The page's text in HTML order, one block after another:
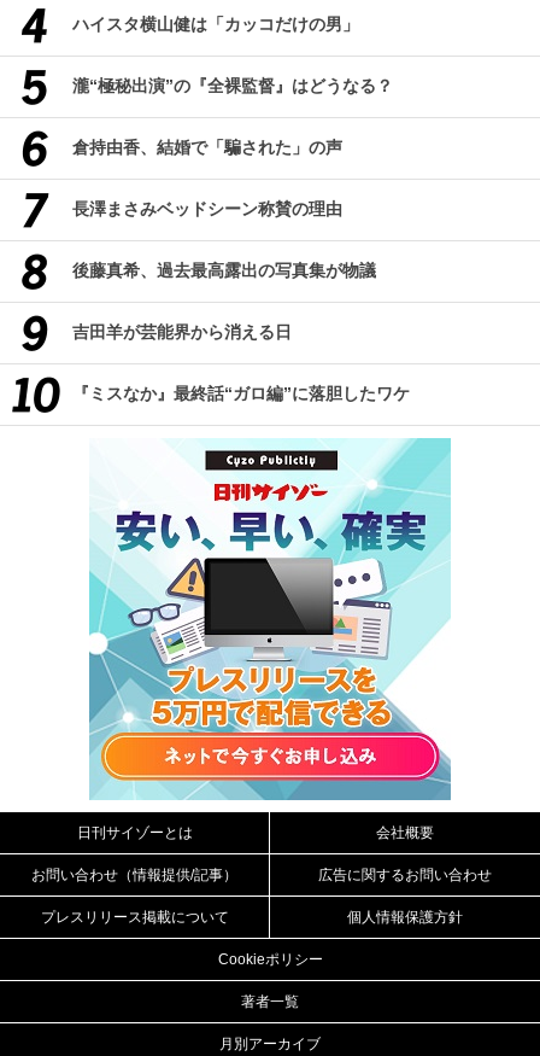
ハイスタ横山健は「カッコだけの男」
瀧“極秘出演”の『全裸監督』はどうなる？
倉持由香、結婚で「騙された」の声
長澤まさみベッドシーン称賛の理由
後藤真希、過去最高露出の写真集が物議
吉田羊が芸能界から消える日
『ミスなか』最終話“ガロ編”に落胆したワケ
日刊サイゾーとは 会社概要
お問い合わせ（情報提供/記事） 広告に関するお問い合わせ
プレスリリース掲載について 個人情報保護方針
Cookieポリシー
著者一覧
月別アーカイブ